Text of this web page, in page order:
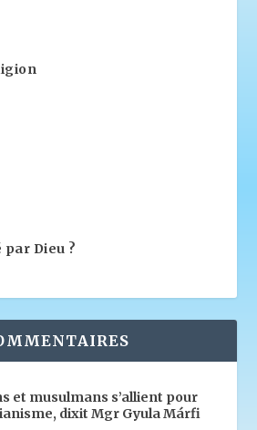
Dieu ?
et musulmans s’allient pour
dixit Mgr Gyula Márfi